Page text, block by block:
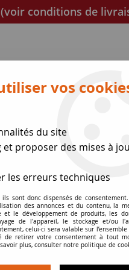
conditions de
Joints de porte
le 17
vos
du site
proposer des mises à
les erreurs techniques
sont donc dispensés de
des annonces et du contenu, la
et le développement de produits, les
de l'appareil, le stockage et/ou
celui-ci sera valable sur l’ensemble
de retirer votre consentement à tout
plus, consulter notre politique de